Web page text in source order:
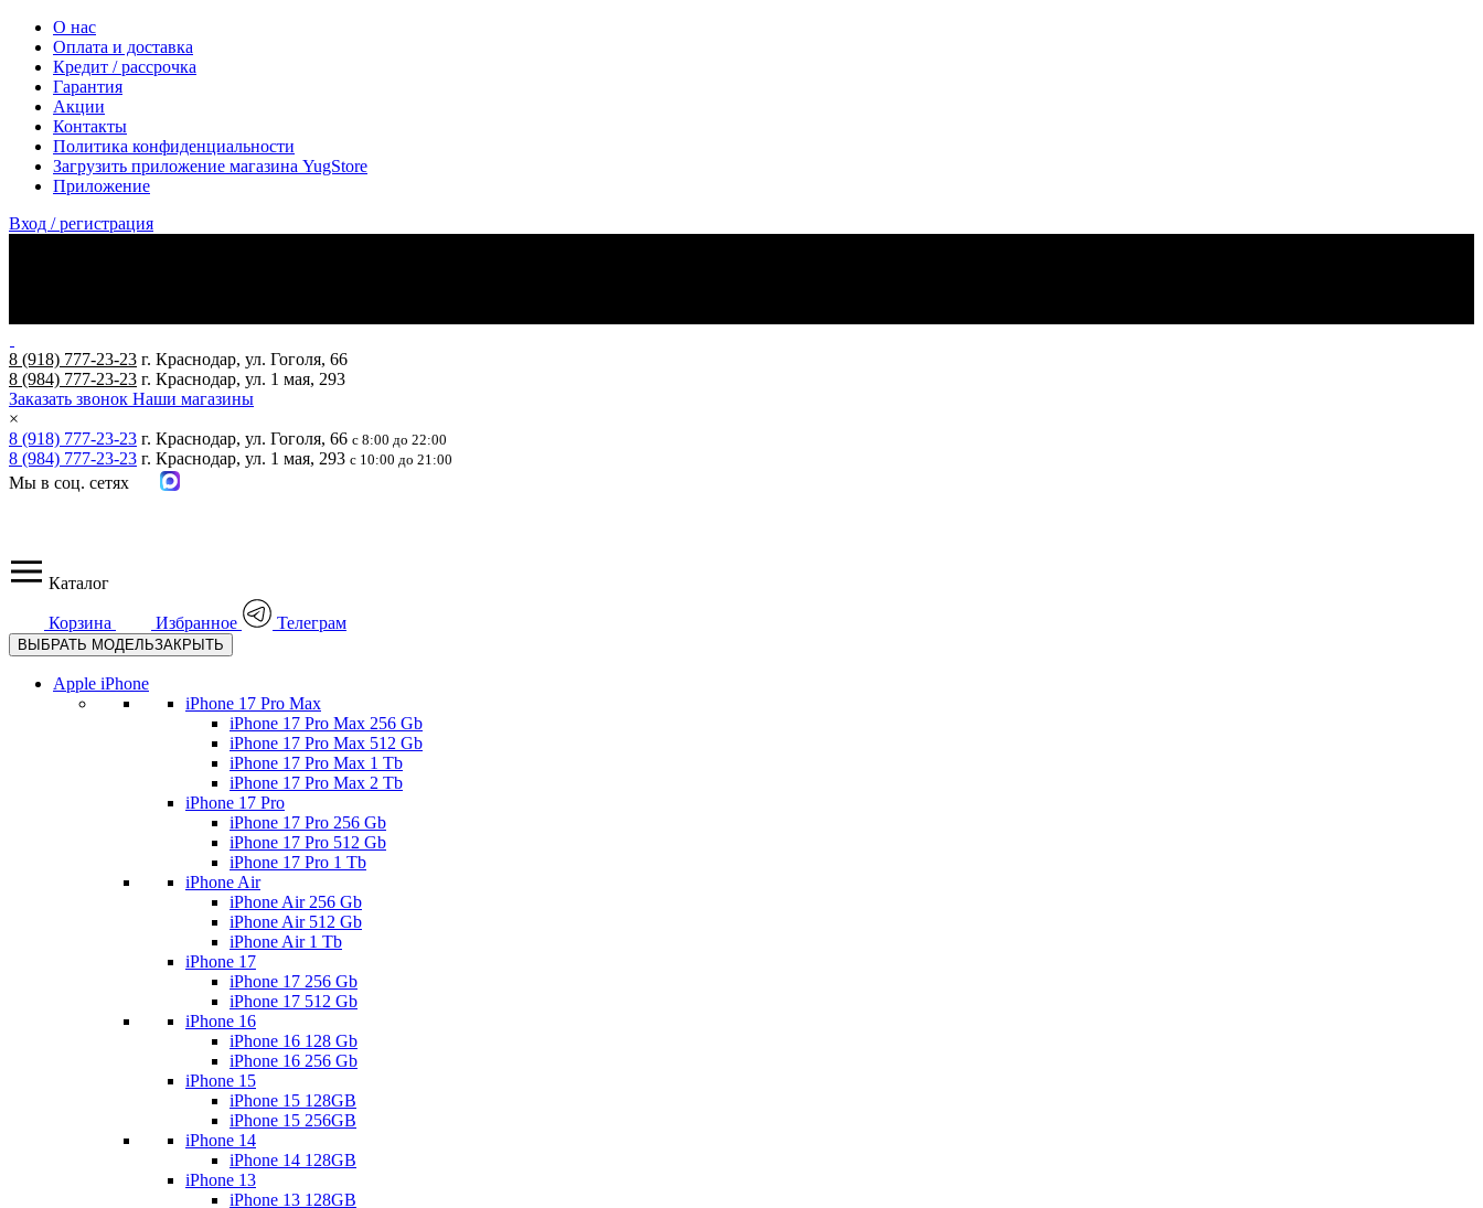
О нас
Оплата и доставка
Кредит / рассрочка
Гарантия
Акции
Контакты
Политика конфиденциальности
Загрузить приложение магазина YugStore
Приложение
Вход / регистрация
8 (918) 777-23-23 г. Краснодар, ул. Гоголя, 66
8 (984) 777-23-23 г. Краснодар, ул. 1 мая, 293
Заказать звонок Наши магазины
×
8 (918) 777-23-23 г. Краснодар, ул. Гоголя, 66 с 8:00 до 22:00
8 (984) 777-23-23 г. Краснодар, ул. 1 мая, 293 с 10:00 до 21:00
Мы в соц. сетях
Каталог
Корзина Избранное Телеграм
ВЫБРАТЬ МОДЕЛЬЗАКРЫТЬ
Apple iPhone
iPhone 17 Pro Max
iPhone 17 Pro Max 256 Gb
iPhone 17 Pro Max 512 Gb
iPhone 17 Pro Max 1 Tb
iPhone 17 Pro Max 2 Tb
iPhone 17 Pro
iPhone 17 Pro 256 Gb
iPhone 17 Pro 512 Gb
iPhone 17 Pro 1 Tb
iPhone Air
iPhone Air 256 Gb
iPhone Air 512 Gb
iPhone Air 1 Tb
iPhone 17
iPhone 17 256 Gb
iPhone 17 512 Gb
iPhone 16
iPhone 16 128 Gb
iPhone 16 256 Gb
iPhone 15
iPhone 15 128GB
iPhone 15 256GB
iPhone 14
iPhone 14 128GB
iPhone 13
iPhone 13 128GB